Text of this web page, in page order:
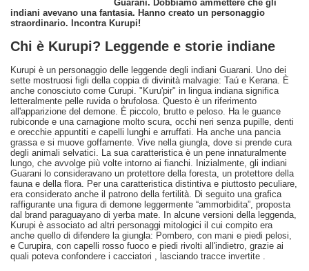
Guarani. Dobbiamo ammettere che gli
indiani avevano una fantasia. Hanno creato un personaggio
straordinario. Incontra Kurupi!
Chi è Kurupi? Leggende e storie indiane
Kurupi è un personaggio delle leggende degli indiani Guarani. Uno dei
sette mostruosi figli della coppia di divinità malvagie: Taú e Kerana. È
anche conosciuto come Curupi. "Kuru'pir" in lingua indiana significa
letteralmente pelle ruvida o brufolosa. Questo è un riferimento
all'apparizione del demone. È piccolo, brutto e peloso. Ha le guance
rubiconde e una carnagione molto scura, occhi neri senza pupille, denti
e orecchie appuntiti e capelli lunghi e arruffati. Ha anche una pancia
grassa e si muove goffamente. Vive nella giungla, dove si prende cura
degli animali selvatici. La sua caratteristica è un pene innaturalmente
lungo, che avvolge più volte intorno ai fianchi. Inizialmente, gli indiani
Guarani lo consideravano un protettore della foresta, un protettore della
fauna e della flora. Per una caratteristica distintiva e piuttosto peculiare,
era considerato anche il patrono della fertilità. Di seguito una grafica
raffigurante una figura di demone leggermente “ammorbidita”, proposta
dal brand paraguayano di yerba mate. In alcune versioni della leggenda,
Kurupi è associato ad altri personaggi mitologici il cui compito era
anche quello di difendere la giungla: Pombero, con mani e piedi pelosi,
e Curupira, con capelli rosso fuoco e piedi rivolti all'indietro, grazie ai
quali poteva confondere i cacciatori , lasciando tracce invertite .